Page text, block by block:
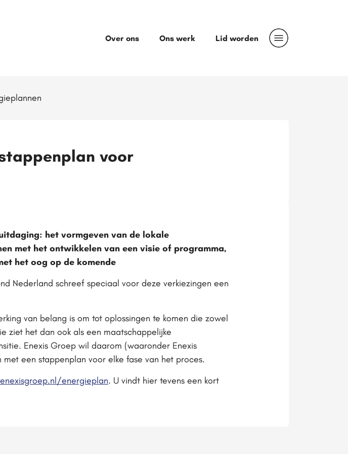
Over ons Ons werk Lid worden
voor
het vormgeven van de lokale
met het ontwikkelen van een visie of programma,
het oog op de komende
Nederland schreef speciaal voor deze verkiezingen een
van belang is om tot oplossingen te komen die zowel
ziet het dan ook als een maatschappelijke
Enexis Groep wil daarom (waaronder Enexis
een stappenplan voor elke fase van het proces.
energieplan. U vindt hier tevens een kort